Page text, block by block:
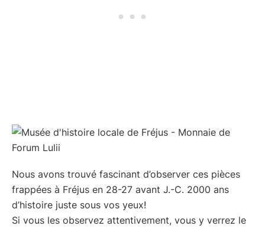
Nous avons trouvé fascinant d’observer ces pièces
frappées à Fréjus en 28-27 avant J.-C. 2000 ans
d’histoire juste sous vos yeux!
Si vous les observez attentivement, vous y verrez le